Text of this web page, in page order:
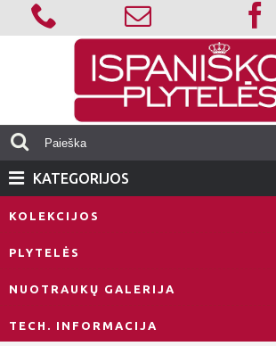
KATEGORIJOS
KOLEKCIJOS
PLYTELĖS
NUOTRAUKŲ GALERIJA
TECH. INFORMACIJA